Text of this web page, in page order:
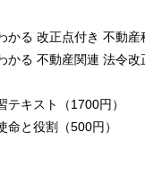
かる 改正点付き 不動産
かる 不動産関連 法令
テキスト（1700円）
命と役割（500円）